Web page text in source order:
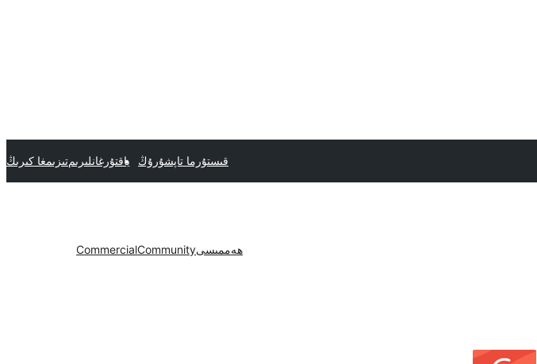
قىستۇرما تاپشۇرۇڭ ياقتۇرغانلىرىمتىزىمغا كىرىڭ
ھەممىسىCommunity
Commercial